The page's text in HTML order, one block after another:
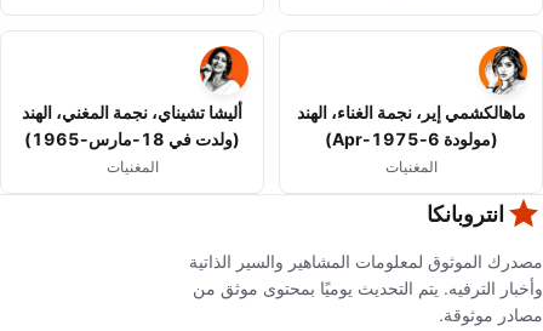
ماهالكشمي إير، نجمة الغناء، الهند
(مولودة 6-Apr-1975)
المغنيات
أليشا تشيناي، نجمة المغني، الهند
(ولدت في 18-مارس-1965)
المغنيات
انتروبانكا
مصدرك الموثوق لمعلومات المشاهير والسير الذاتية
وأخبار الترفيه. يتم التحديث يوميًا بمحتوى موثق من
مصادر موثوقة.